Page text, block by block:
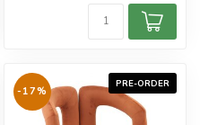
PRE-ORDER
-17%